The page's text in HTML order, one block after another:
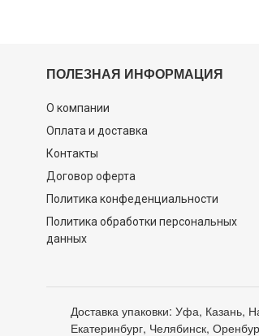
ПОЛЕЗНАЯ ИНФОРМАЦИЯ
О компании
Оплата и доставка
Контакты
Договор оферта
Политика конфеденциальности
Политика обработки персональных
данных
Доставка упаковки: Уфа, Казань,
Екатеринбург, Челябинск,